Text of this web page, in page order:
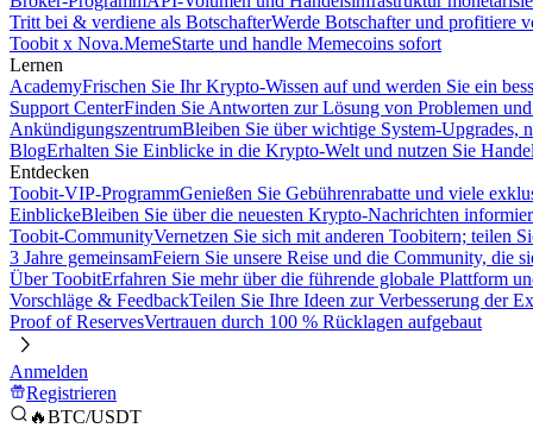
Tritt bei & verdiene als BotschafterWerde Botschafter und profitiere
Toobit x Nova.MemeStarte und handle Memecoins sofort
Lernen
AcademyFrischen Sie Ihr Krypto-Wissen auf und werden Sie ein
Support CenterFinden Sie Antworten zur Lösung von Problemen
AnkündigungszentrumBleiben Sie über wichtige System-Upgrades,
BlogErhalten Sie Einblicke in die Krypto-Welt und nutzen Sie
Entdecken
Toobit-VIP-ProgrammGenießen Sie Gebührenrabatte und viele
EinblickeBleiben Sie über die neuesten Krypto-Nachrichten
Toobit-CommunityVernetzen Sie sich mit anderen Toobitern; teilen
3 Jahre gemeinsamFeiern Sie unsere Reise und die Community, die
Über ToobitErfahren Sie mehr über die führende globale Plattform
Vorschläge & FeedbackTeilen Sie Ihre Ideen zur Verbesserung der
Proof of ReservesVertrauen durch 100 % Rücklagen aufgebaut
Anmelden
Registrieren
🔥BTC/USDT